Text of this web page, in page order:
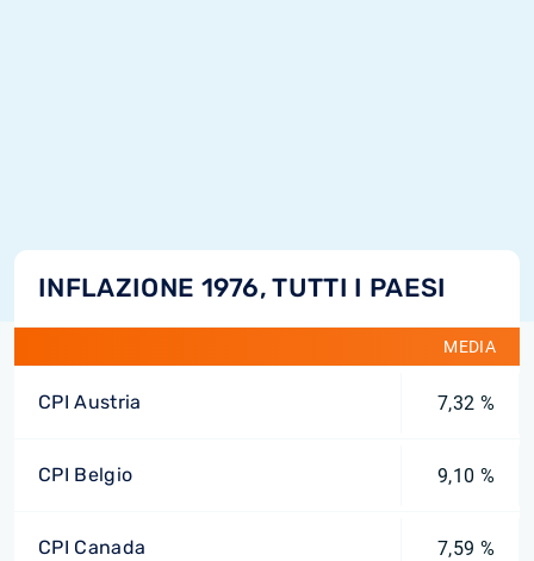
INFLAZIONE 1976, TUTTI I PAESI
MEDIA
CPI Austria 7,32 %
CPI Belgio 9,10 %
CPI Canada 7,59 %